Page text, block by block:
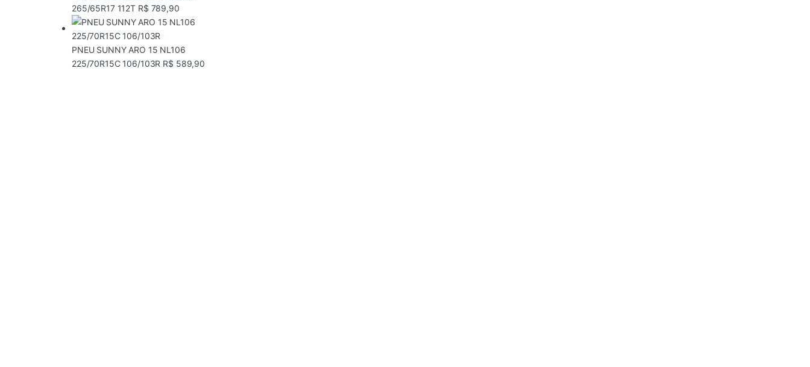
265/65R17 112T R$ 789,90
PNEU SUNNY ARO 15 NL106
225/70R15C 106/103R R$ 589,90